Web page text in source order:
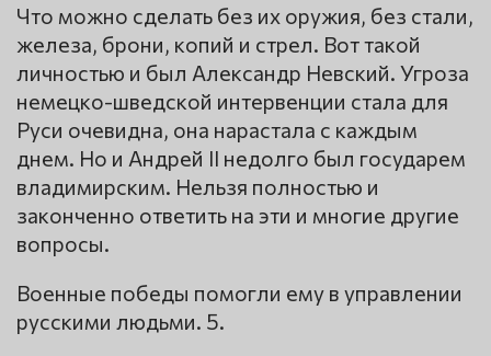
Что можно сделать без их оружия, без стали,
железа, брони, копий и стрел. Вот такой
личностью и был Александр Невский. Угроза
немецко-шведской интервенции стала для
Руси очевидна, она нарастала с каждым
днем. Но и Андрей II недолго был государем
владимирским. Нельзя полностью и
законченно ответить на эти и многие другие
вопросы.
Военные победы помогли ему в управлении
русскими людьми. 5.